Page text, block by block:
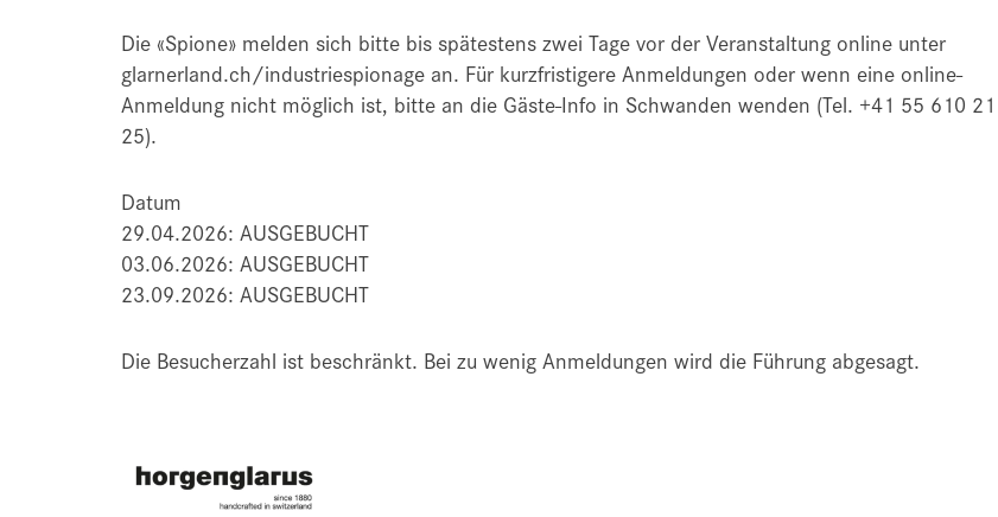
Die «Spione» melden sich bitte bis spätestens zwei Tage vor der Veranstaltung online unter
glarnerland.ch/industriespionage an. Für kurzfristigere Anmeldungen oder wenn eine online-
Anmeldung nicht möglich ist, bitte an die Gäste-Info in Schwanden wenden (Tel. +41 55 610 21
25).
Datum
29.04.2026: AUSGEBUCHT
03.06.2026: AUSGEBUCHT
23.09.2026: AUSGEBUCHT
Die Besucherzahl ist beschränkt. Bei zu wenig Anmeldungen wird die Führung abgesagt.